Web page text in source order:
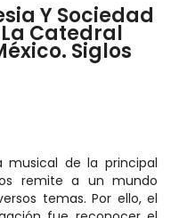
Y Sociedad
La Catedral
Siglos
musical de la principal
remite a un mundo
temas. Por ello, el